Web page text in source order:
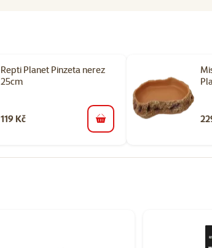
Repti Planet Pinzeta nerez
25cm
119 Kč do košíku